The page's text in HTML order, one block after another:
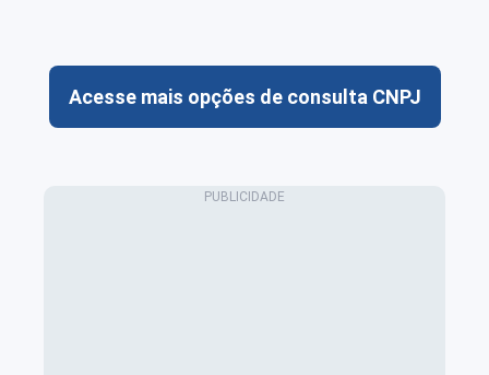
Acesse mais opções de consulta CNPJ